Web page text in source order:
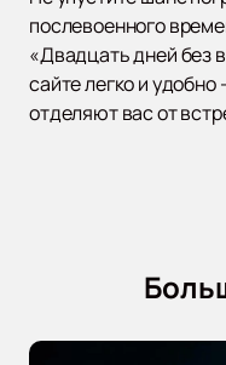
послевоенного
«Двадцать дней без
сайте легко и удобно
отделяют вас от